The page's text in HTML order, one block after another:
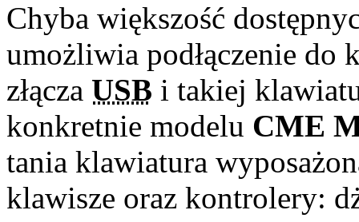
Chyba większość
umożliwia podłączenie do
złącza USB i takiej
konkretnie modelu CME
tania klawiatura
klawisze oraz kontrolery: